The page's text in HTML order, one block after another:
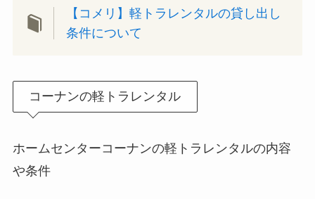
【コメリ】軽トラレンタルの貸し出し
条件について
コーナンの軽トラレンタル
ホームセンターコーナンの軽トラレンタルの内容
や条件